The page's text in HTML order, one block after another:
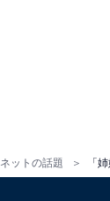
ネットの話題